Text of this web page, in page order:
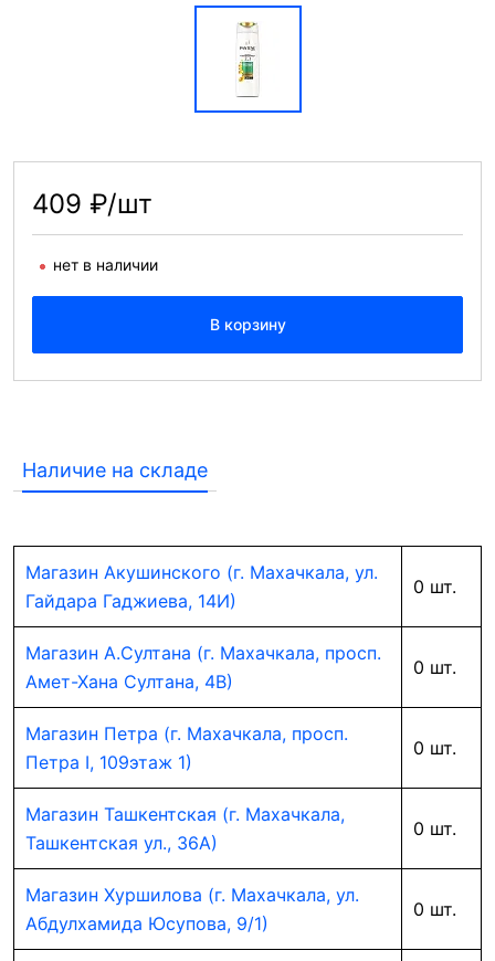
409 ₽/шт
нет в наличии
В корзину
Наличие на складе
Магазин Акушинского (г. Махачкала, ул.
Гайдара Гаджиева, 14И)
0 шт.
Магазин А.Султана (г. Махачкала, просп.
Амет-Хана Султана, 4В)
0 шт.
Магазин Петра (г. Махачкала, просп.
Петра I, 109этаж 1)
0 шт.
Магазин Ташкентская (г. Махачкала,
Ташкентская ул., 36А)
0 шт.
Магазин Хуршилова (г. Махачкала, ул.
Абдулхамида Юсупова, 9/1)
0 шт.